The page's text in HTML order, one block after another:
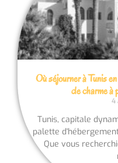
Où séjourner à Tunis
de charme
4
Tunis, capitale
palette
Que vous